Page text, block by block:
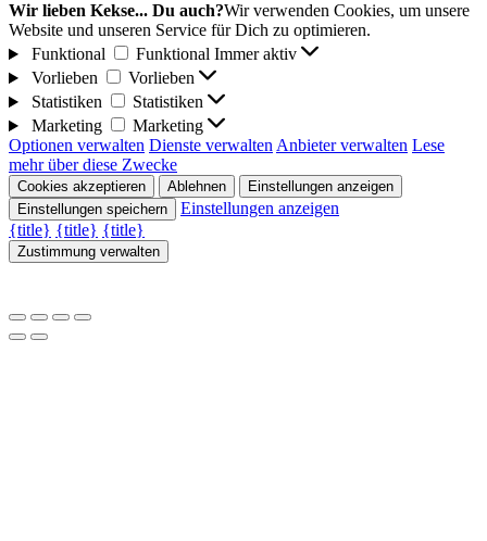
Wir lieben Kekse... Du auch?Wir verwenden Cookies, um unsere
Website und unseren Service für Dich zu optimieren.
Funktional
Funktional Immer aktiv
Vorlieben
Vorlieben
Statistiken
Statistiken
Marketing
Marketing
Optionen verwalten Dienste verwalten Anbieter verwalten Lese
mehr über diese Zwecke
Cookies akzeptieren Ablehnen
Einstellungen anzeigen
Einstellungen speichern
Einstellungen anzeigen
{title} {title} {title}
Zustimmung verwalten